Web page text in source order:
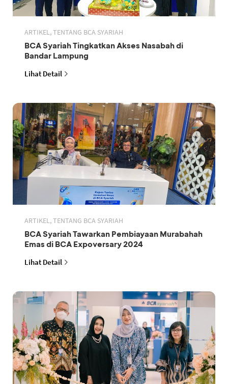
ARTIKEL, TENTANG BCA SYARIAH
BCA Syariah Tingkatkan Akses Nasabah di
Bandar Lampung
Lihat Detail
ARTIKEL, TENTANG BCA SYARIAH
BCA Syariah Tawarkan Pembiayaan Murabahah
Emas di BCA Expoversary 2024
Lihat Detail